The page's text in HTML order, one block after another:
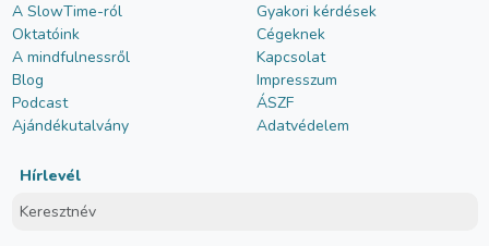
A SlowTime-ról
Oktatóink
A mindfulnessről
Blog
Podcast
Ajándékutalvány
Gyakori kérdések
Cégeknek
Kapcsolat
Impresszum
ÁSZF
Adatvédelem
Hírlevél